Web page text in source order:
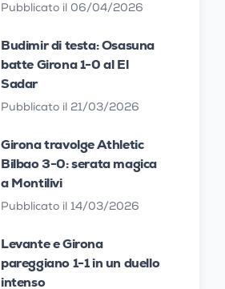
Pubblicato il 06/04/2026
Budimir di testa: Osasuna
batte Girona 1-0 al El
Sadar
Pubblicato il 21/03/2026
Girona travolge Athletic
Bilbao 3-0: serata magica
a Montilivi
Pubblicato il 14/03/2026
Levante e Girona
pareggiano 1-1 in un duello
intenso